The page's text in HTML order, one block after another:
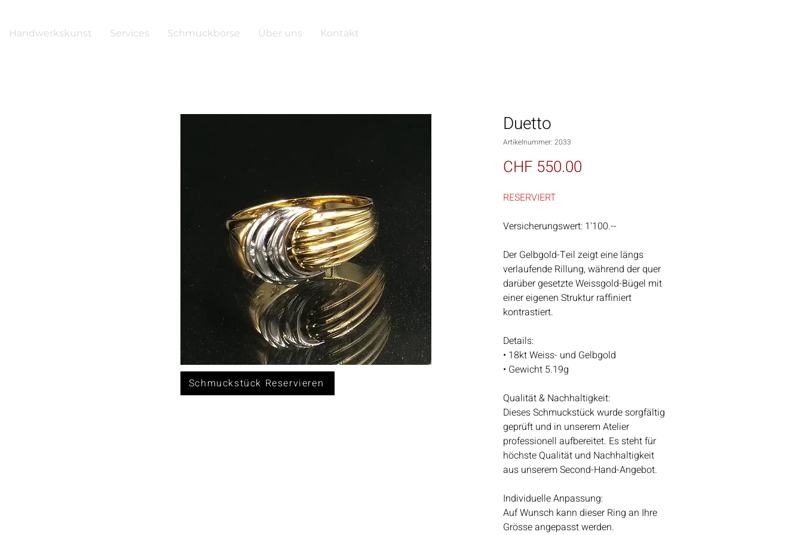
Handwerkskunst Services Schmuckbörse Über uns Kontakt
Duetto
Artikelnummer: 2033
CHF 550.00
RESERVIERT
Versicherungswert: 1'100.--
Der Gelbgold-Teil zeigt eine längs
verlaufende Rillung, während der quer
darüber gesetzte Weissgold-Bügel mit
einer eigenen Struktur raffiniert
kontrastiert.
Details:
• 18kt Weiss- und Gelbgold
• Gewicht 5.19g
Qualität & Nachhaltigkeit:
Dieses Schmuckstück wurde sorgfältig
geprüft und in unserem Atelier
professionell aufbereitet. Es steht für
höchste Qualität und Nachhaltigkeit
aus unserem Second-Hand-Angebot.
Individuelle Anpassung:
Auf Wunsch kann dieser Ring an Ihre
Grösse angepasst werden.
Schmuckstück Reservieren